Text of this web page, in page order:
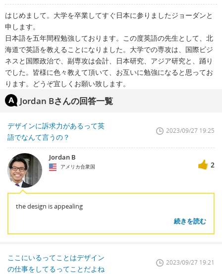
はじめまして。大学を卒業してすぐ日本に参りましたジョーダンと
申します。
日本語を五年間程勉強しております。この度英語の先生として、北
海道で英語を教えることになりました。大学での専攻は、国際ビジ
ネスと国際政治で、副専攻は会計、日本研究、アジア研究と、踊り
でした。皆様に色々教えて頂いて、お互いに勉強になると思ってお
ります。どうぞ宜しくお願い致します。
Jordan Bさんの回答一覧
デザインに訴求力があるって英
語でなんて言うの？
2023/09/27 19:25
Jordan B
アメリカ合衆国 2
the design is appealing
続きを読む
ここにいるってことはデザイン
の仕事をしてるってことだよね
2023/09/27 19:21